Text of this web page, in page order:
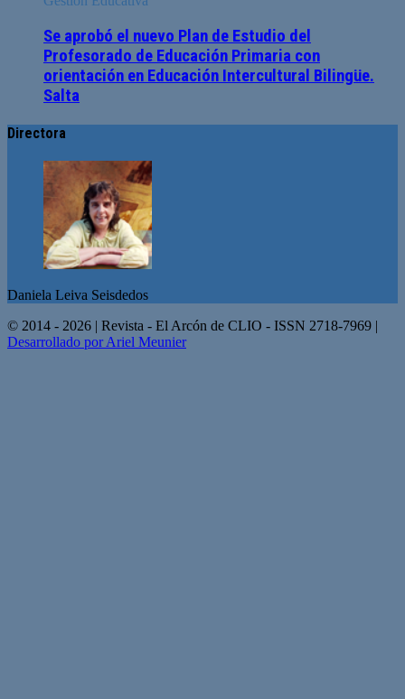
Se aprobó el nuevo Plan de Estudio del
Profesorado de Educación Primaria con
orientación en Educación Intercultural Bilingüe.
Salta
Directora
Daniela Leiva Seisdedos
© 2014 - 2026 | Revista - El Arcón de CLIO - ISSN 2718-7969 |
Desarrollado por Ariel Meunier